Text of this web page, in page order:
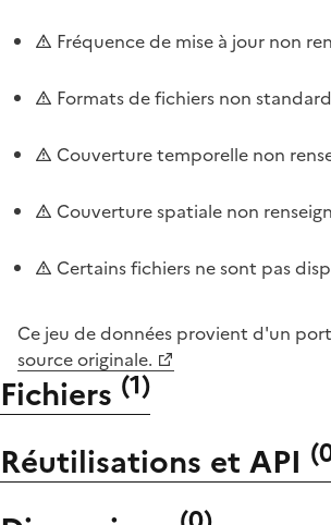
Fréquence de mise à jour non
Formats de fichiers non
Couverture temporelle non
Couverture spatiale non
Certains fichiers ne sont pas
Ce jeu de données provient d'un
source originale.
Fichiers (1)
Réutilisations et API (